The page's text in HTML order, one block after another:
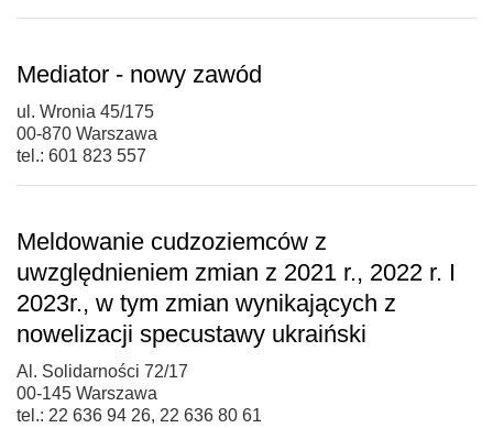
Mediator - nowy zawód
ul. Wronia 45/175
00-870 Warszawa
tel.: 601 823 557
Meldowanie cudzoziemców z
uwzględnieniem zmian z 2021 r., 2022 r. I
2023r., w tym zmian wynikających z
nowelizacji specustawy ukraiński
Al. Solidarności 72/17
00-145 Warszawa
tel.: 22 636 94 26, 22 636 80 61